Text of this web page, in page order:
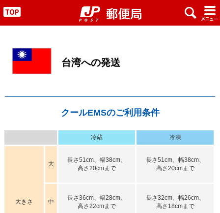
" x #
台湾への発送
クールEMSのご利用条件
冷蔵 冷凍
大きさ
大
長さ51cm、幅38cm、
高さ20cmまで
長さ51cm、幅38cm、
高さ20cmまで
中
長さ36cm、幅28cm、
高さ22cmまで
長さ32cm、幅26cm、
高さ18cmまで